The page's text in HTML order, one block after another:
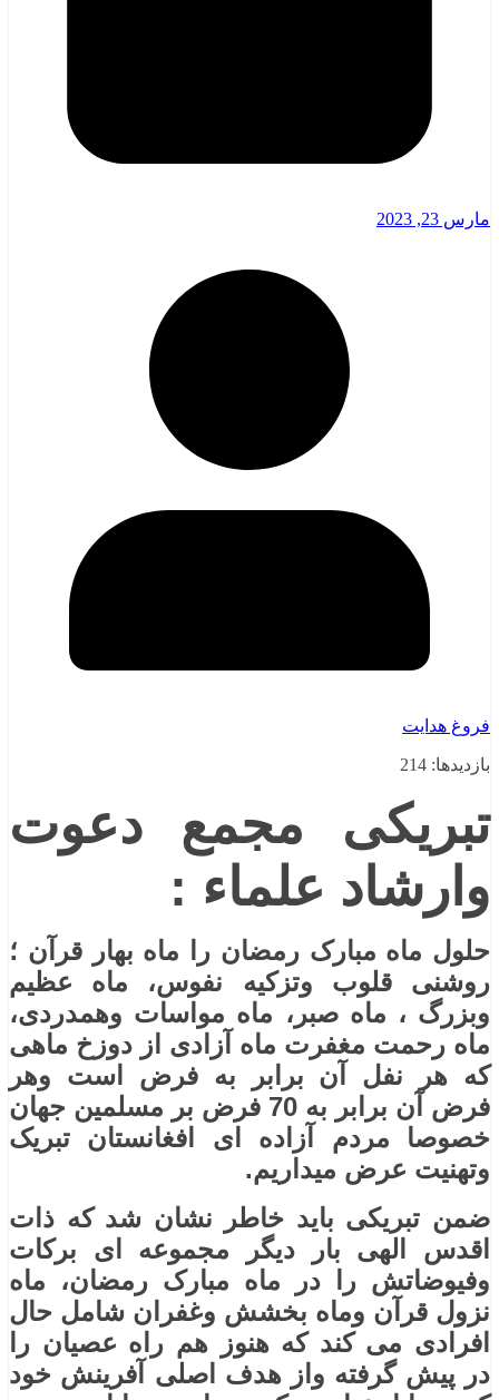
مارس 23, 2023
فروغ هدایت
بازدیدها: 214
تبریکی مجمع دعوت
وارشاد علماء :
حلول ماه مبارک رمضان را ماه بهار قرآن ؛
روشنی قلوب وتزکیه نفوس، ماه عظیم
وبزرگ ، ماه صبر، ماه مواسات وهمدردی،
ماه رحمت مغفرت ماه آزادی از دوزخ ماهی
که هر نفل آن برابر به فرض است وهر
فرض آن برابر به 70 فرض بر مسلمین جهان
خصوصا مردم آزاده ای افغانستان تبریک
وتهنیت عرض میداریم.
ضمن تبریکی باید خاطر نشان شد که ذات
اقدس الهی بار دیگر مجموعه ای برکات
وفیوضاتش را در ماه مبارک رمضان، ماه
نزول قرآن وماه بخشش وغفران شامل حال
افرادی می کند که هنوز هم راه عصیان را
در پیش گرفته واز هدف اصلی آفرینش خود